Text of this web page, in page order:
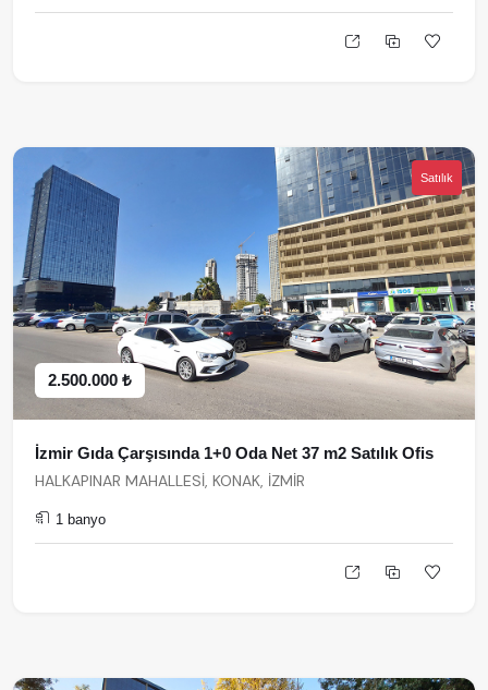
Satılık
2.500.000 ₺
İzmir Gıda Çarşısında 1+0 Oda Net 37 m2 Satılık Ofis
HALKAPINAR MAHALLESİ, KONAK, İZMİR
1 banyo